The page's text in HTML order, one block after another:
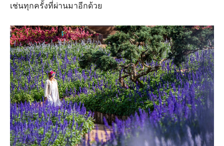
เช่นทุกครั้งที่ผ่านมาอีกด้วย